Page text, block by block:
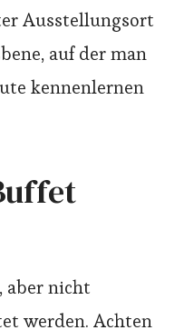
Ausstellungsort
auf der man
kennenlernen
aber nicht
werden. Achten